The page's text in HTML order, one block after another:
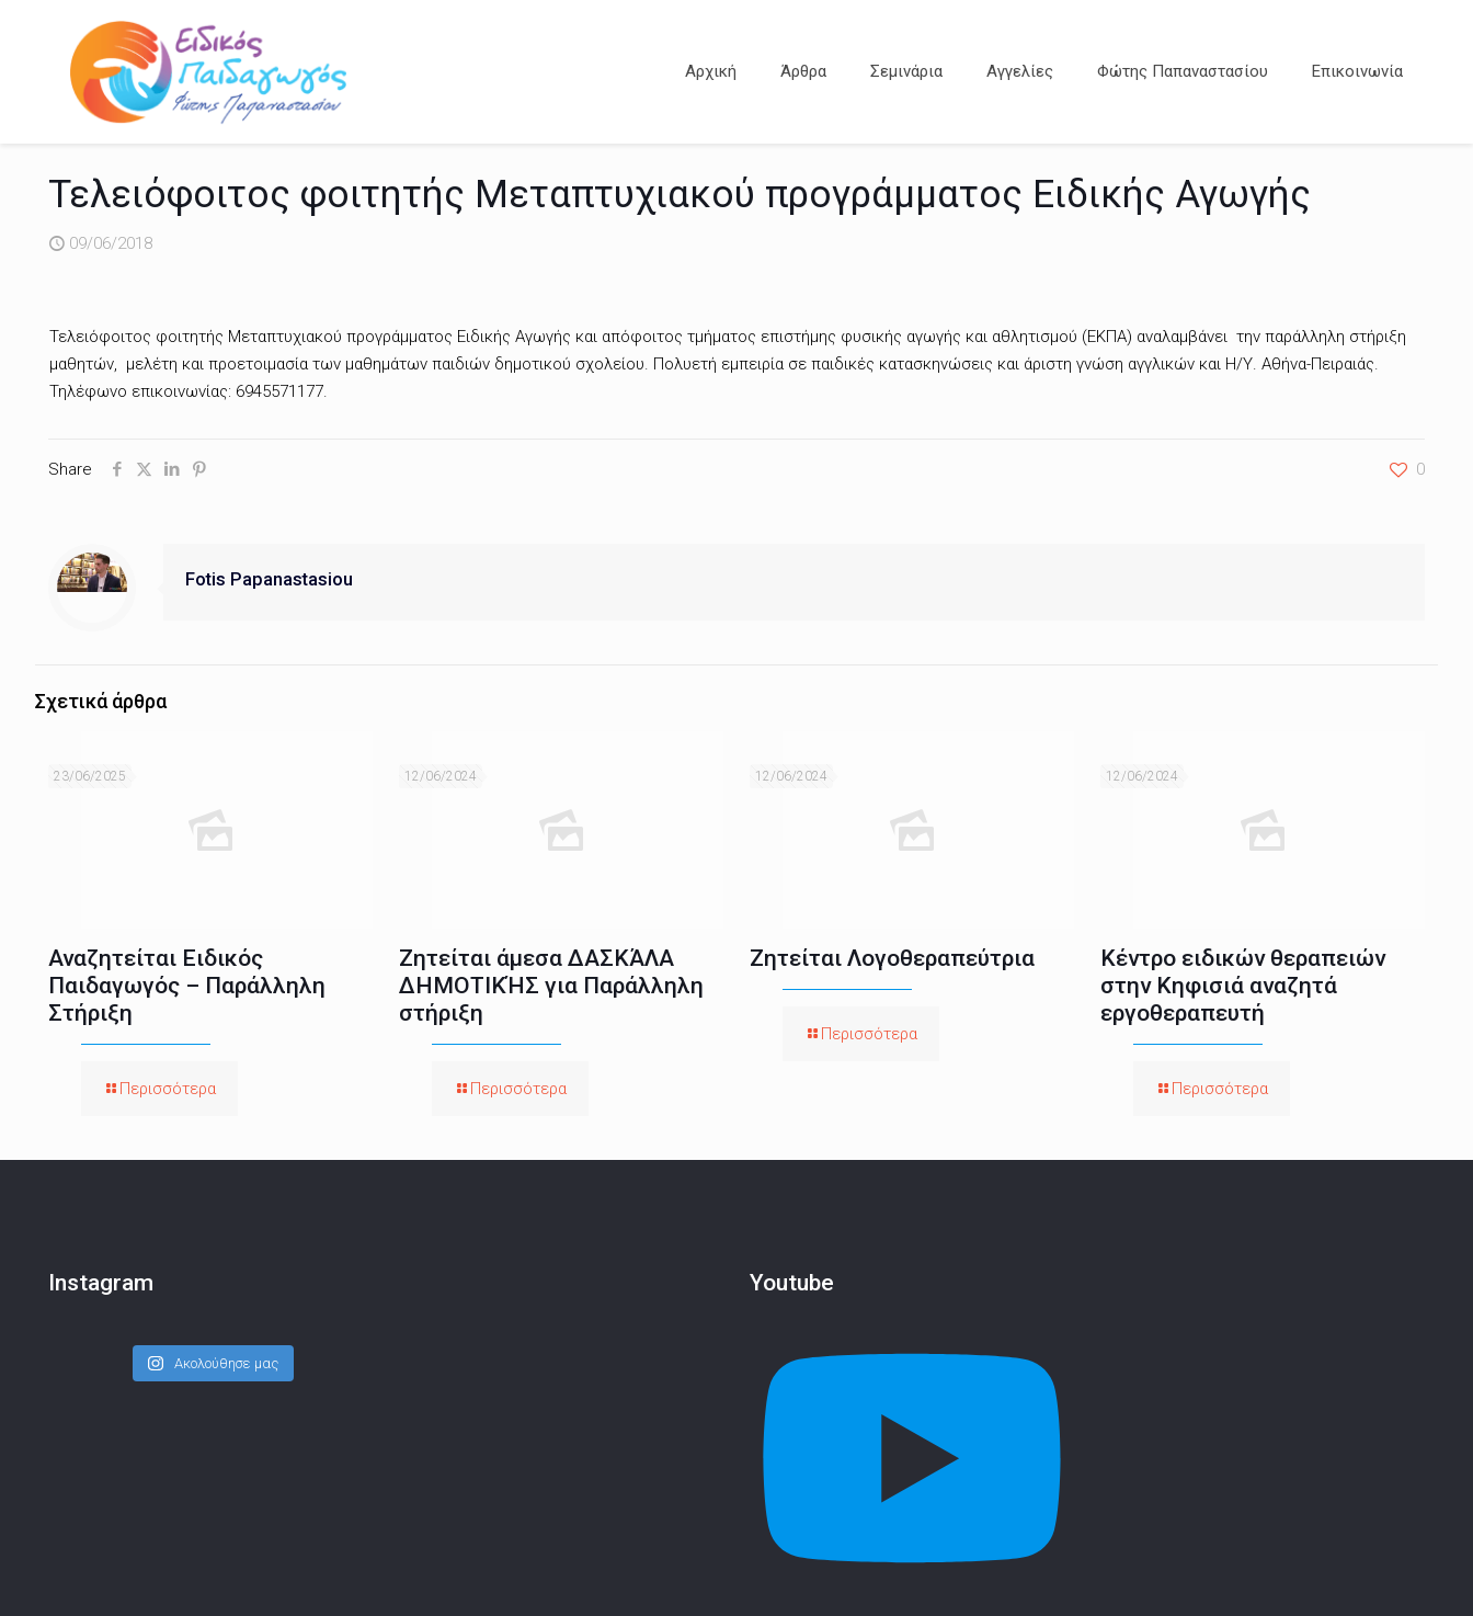
Αρχική Άρθρα Σεμινάρια Αγγελίες Φώτης Παπαναστασίου Επικοινωνία
Τελειόφοιτος φοιτητής Μεταπτυχιακού προγράμματος Ειδικής Αγωγής
09/06/2018
Τελειόφοιτος φοιτητής Μεταπτυχιακού προγράμματος Ειδικής Αγωγής και απόφοιτος τμήματος επιστήμης φυσικής αγωγής και αθλητισμού (ΕΚΠΑ) αναλαμβάνει την παράλληλη στήριξη
μαθητών, μελέτη και προετοιμασία των μαθημάτων παιδιών δημοτικού σχολείου. Πολυετή εμπειρία σε παιδικές κατασκηνώσεις και άριστη γνώση αγγλικών και Η/Υ. Αθήνα-Πειραιάς.
Τηλέφωνο επικοινωνίας: 6945571177.
Share 0
Fotis Papanastasiou
Σχετικά άρθρα
23/06/2025
Αναζητείται Ειδικός
Παιδαγωγός – Παράλληλη
Στήριξη
Περισσότερα
12/06/2024
Ζητείται άμεσα ΔΑΣΚΆΛΑ
ΔΗΜΟΤΙΚΉΣ για Παράλληλη
στήριξη
Περισσότερα
12/06/2024
Ζητείται Λογοθεραπεύτρια
Περισσότερα
12/06/2024
Κέντρο ειδικών θεραπειών
στην Κηφισιά αναζητά
εργοθεραπευτή
Περισσότερα
Instagram
Ακολούθησε μας
Youtube